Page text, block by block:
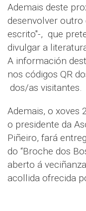
Ademais deste
desenvolver
escrito"-, que
divulgar a
A información
nos códigos QR
dos/as visitantes.
Ademais, o xoves
o presidente da
Piñeiro, fará
do “Broche dos
aberto á
acollida ofrecida